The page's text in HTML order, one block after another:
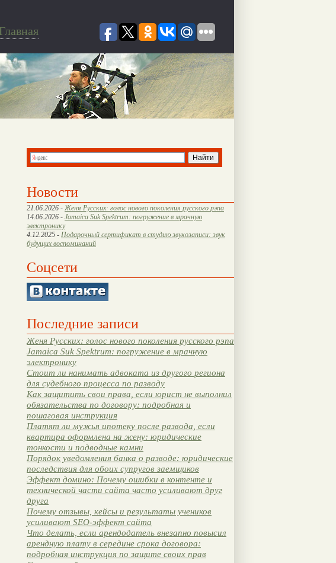
Главная
Новости
21.06.2026 - Женя Русских: голос нового поколения русского рэпа
14.06.2026 - Jamaica Suk Spektrum: погружение в мрачную
электронику
4.12.2025 - Подарочный сертификат в студию звукозаписи: звук
будущих воспоминаний
Соцсети
Последние записи
Женя Русских: голос нового поколения русского рэпа
Jamaica Suk Spektrum: погружение в мрачную
электронику
Стоит ли нанимать адвоката из другого региона
для судебного процесса по разводу
Как защитить свои права, если юрист не выполнил
обязательства по договору: подробная и
пошаговая инструкция
Платят ли мужья ипотеку после развода, если
квартира оформлена на жену: юридические
тонкости и подводные камни
Порядок уведомления банка о разводе: юридические
последствия для обоих супругов заемщиков
Эффект домино: Почему ошибки в контенте и
технической части сайта часто усиливают друг
друга
Почему отзывы, кейсы и результаты учеников
усиливают SEO-эффект сайта
Что делать, если арендодатель внезапно повысил
арендную плату в середине срока договора:
подробная инструкция по защите своих прав